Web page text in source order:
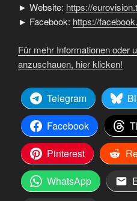
► Website: https://
► Facebook: https://
Für mehr Informationen oder
anzuschauen, hier klicken!
Telegram
Facebook
Pinterest
WhatsApp